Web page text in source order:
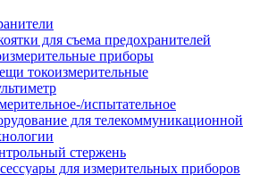
для съема предохранителей
приборы
токоизмерительные
испытательное
для телекоммуникационной
стержень
для измерительных приборов